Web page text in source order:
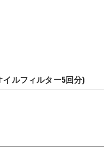
イルフィルター5回分)